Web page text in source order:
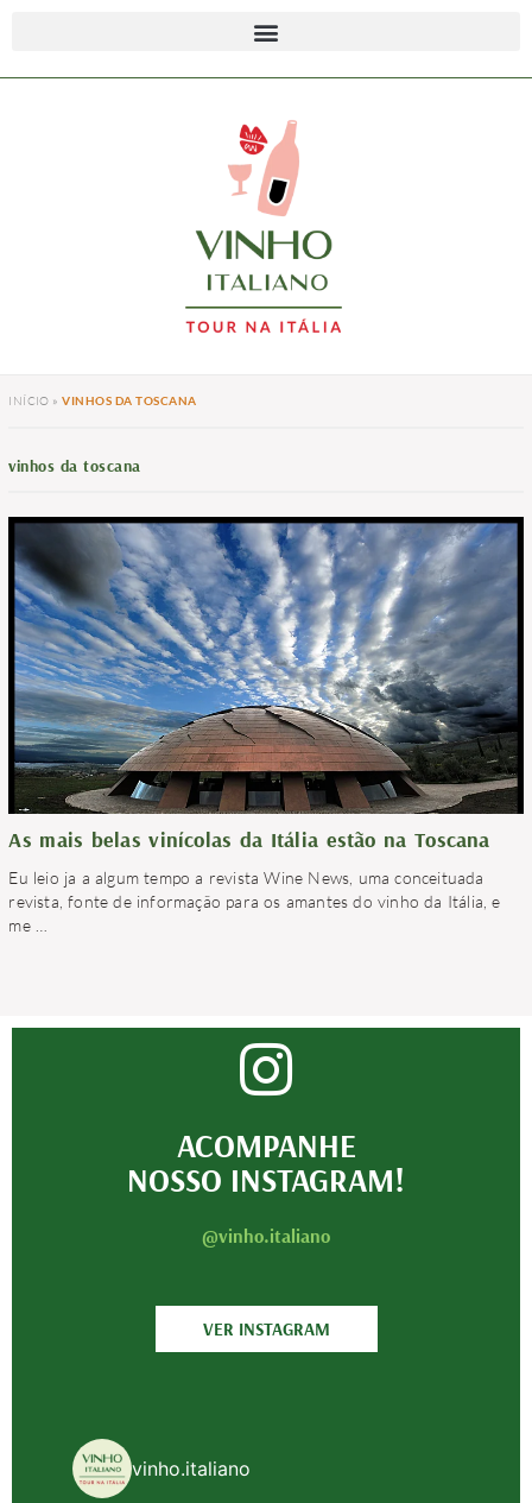
INÍCIO »VINHOS DA TOSCANA
vinhos da toscana
As mais belas vinícolas da Itália estão na Toscana
Eu leio ja a algum tempo a revista Wine News, uma conceituada
revista, fonte de informação para os amantes do vinho da Itália, e
me
ACOMPANHE
NOSSO INSTAGRAM!
@vinho.italiano
VER INSTAGRAM
vinho.italiano